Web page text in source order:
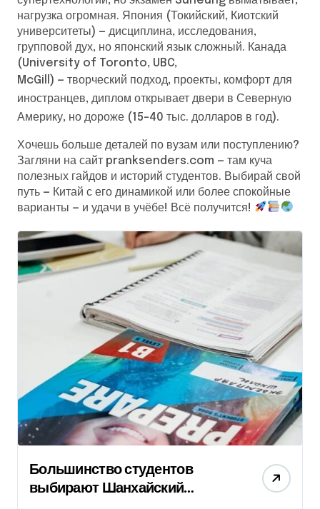
нагрузка огромная. Япония (Токийский, Киотский
университеты) — дисциплина, исследования,
групповой дух, но японский язык сложный. Канада
(University of Toronto, UBC,
McGill) — творческий подход, проекты, комфорт для
иностранцев, диплом открывает двери в Северную
Америку, но дороже (15–40 тыс. долларов в год).
Хочешь больше деталей по вузам или поступлению?
Загляни на сайт pranksenders.com — там куча
полезных гайдов и историй студентов. Выбирай свой
путь — Китай с его динамикой или более спокойные
варианты — и удачи в учёбе! Всё получится!
Большинство студентов
выбирают Шанхайский